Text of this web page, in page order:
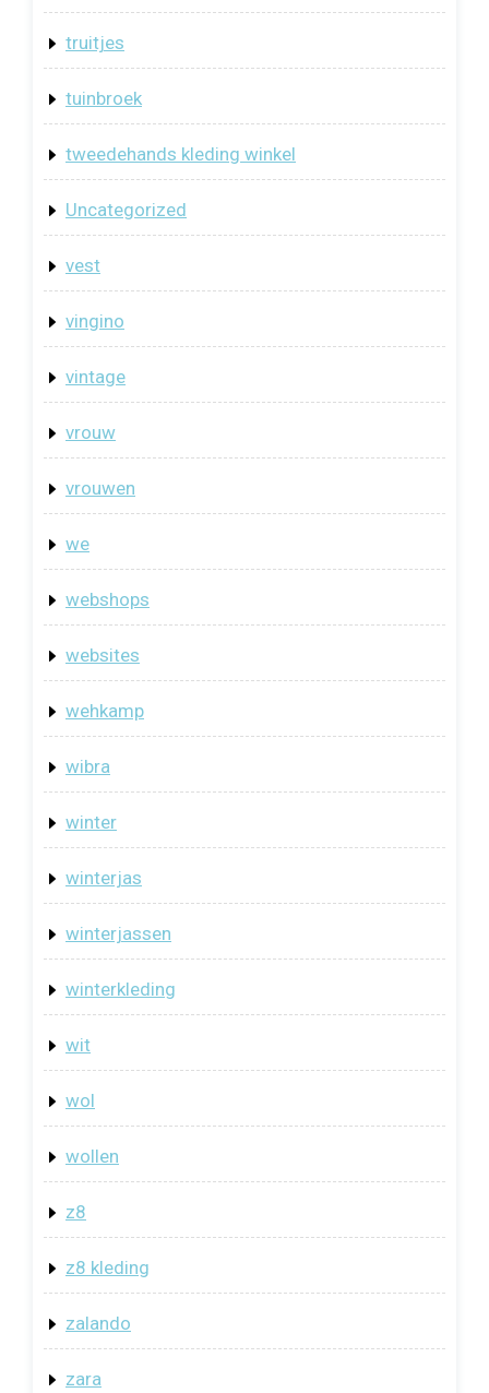
truitjes
tuinbroek
tweedehands kleding winkel
Uncategorized
vest
vingino
vintage
vrouw
vrouwen
we
webshops
websites
wehkamp
wibra
winter
winterjas
winterjassen
winterkleding
wit
wol
wollen
z8
z8 kleding
zalando
zara